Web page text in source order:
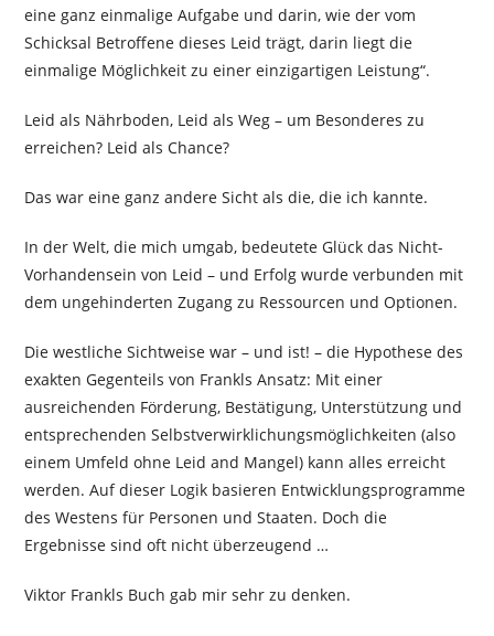
eine ganz einmalige Aufgabe und darin, wie der vom
Schicksal Betroffene dieses Leid trägt, darin liegt die
einmalige Möglichkeit zu einer einzigartigen Leistung“.
Leid als Nährboden, Leid als Weg – um Besonderes zu
erreichen? Leid als Chance?
Das war eine ganz andere Sicht als die, die ich kannte.
In der Welt, die mich umgab, bedeutete Glück das Nicht-
Vorhandensein von Leid – und Erfolg wurde verbunden mit
dem ungehinderten Zugang zu Ressourcen und Optionen.
Die westliche Sichtweise war – und ist! – die Hypothese des
exakten Gegenteils von Frankls Ansatz: Mit einer
ausreichenden Förderung, Bestätigung, Unterstützung und
entsprechenden Selbstverwirklichungsmöglichkeiten (also
einem Umfeld ohne Leid and Mangel) kann alles erreicht
werden. Auf dieser Logik basieren Entwicklungsprogramme
des Westens für Personen und Staaten. Doch die
Ergebnisse sind oft nicht überzeugend …
Viktor Frankls Buch gab mir sehr zu denken.